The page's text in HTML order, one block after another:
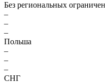
Без региональных
–
–
–
Польша
–
–
–
СНГ